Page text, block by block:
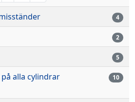
4
2
5
alla cylindrar
10